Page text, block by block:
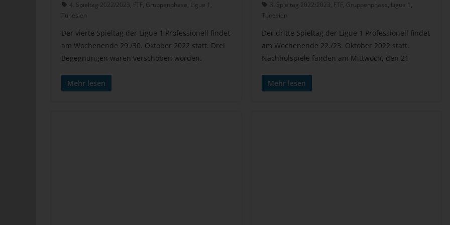
4. Spieltag 2022/2023, FTF, Gruppenphase, Ligue 1 ,
Tunesien
Der vierte Spieltag der Ligue 1 Professionell findet
am Wochenende 29./30. Oktober 2022 statt. Drei
Begegnungen waren verschoben worden.
Mehr lesen
3. Spieltag 2022/2023, FTF, Gruppenphase, Ligue 1 ,
Tunesien
Der dritte Spieltag der Ligue 1 Professionell findet
am Wochenende 22./23. Oktober 2022 statt.
Nachholspiele fanden am Mittwoch, den 21
Mehr lesen
Verantwortlicher im Sinne der Datenschutz-Grundverordnung, sonstiger in
und anderer Bestimmungen mit datenschutzrechtlichem Charakter ist:
tunesienfussball.de